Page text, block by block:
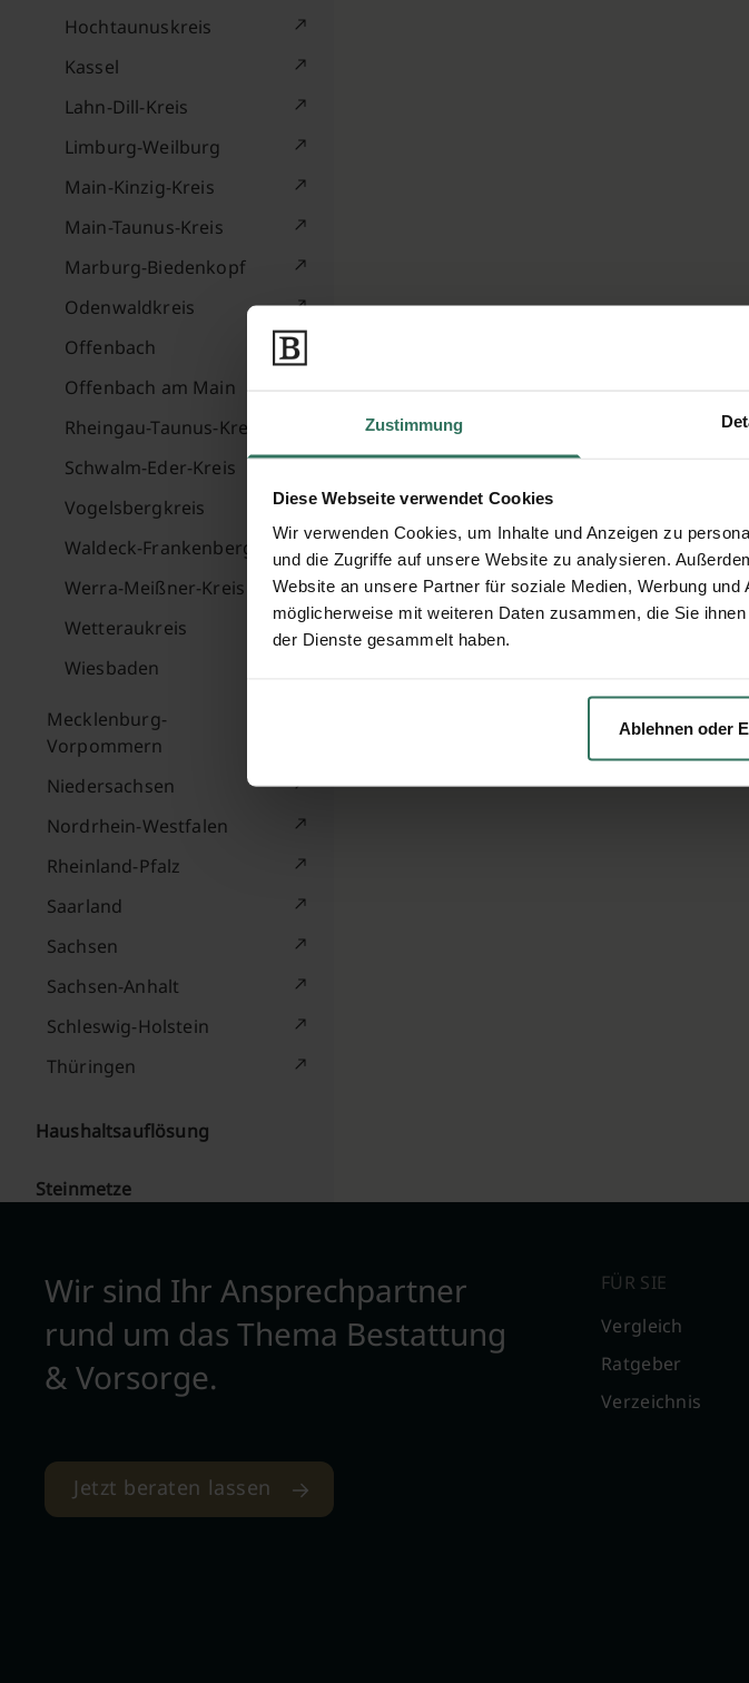
Zustimmung
Diese Webseite verwendet Cookies
Wir verwenden Cookies, um Inhalte und Anzeigen zu
und die Zugriffe auf unsere Website zu analysieren.
Website an unsere Partner für soziale Medien, Werbung
möglicherweise mit weiteren Daten zusammen, die Sie
der Dienste gesammelt haben.
Ablehnen oder
Hochtaunuskreis
Kassel
Lahn-Dill-Kreis
Limburg-Weilburg
Main-Kinzig-Kreis
Main-Taunus-Kreis
Marburg-Biedenkopf
Odenwaldkreis
Offenbach
Offenbach am Main
Rheingau-Taunus-Kreis
Schwalm-Eder-Kreis
Vogelsbergkreis
Waldeck-Frankenberg
Werra-Meißner-Kreis
Wetteraukreis
Wiesbaden
Mecklenburg-
Vorpommern
Niedersachsen
Nordrhein-Westfalen
Rheinland-Pfalz
Saarland
Sachsen
Sachsen-Anhalt
Schleswig-Holstein
Thüringen
Haushaltsauflösung
Steinmetze
Wir sind Ihr Ansprechpartner
rund um das Thema Bestattung
& Vorsorge.
Jetzt beraten lassen
FÜR SIE
Vergleich
Ratgeber
Verzeichnis